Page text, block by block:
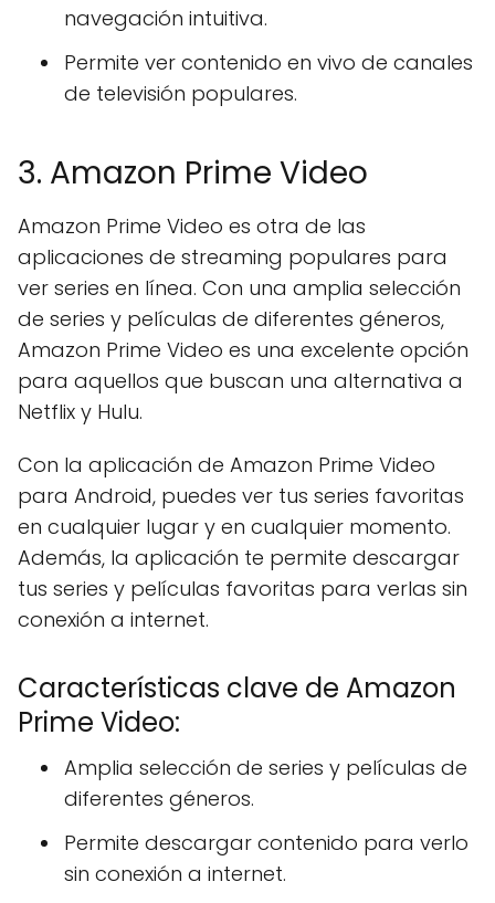
navegación intuitiva.
Permite ver contenido en vivo de canales
de televisión populares.
3. Amazon Prime Video
Amazon Prime Video es otra de las
aplicaciones de streaming populares para
ver series en línea. Con una amplia selección
de series y películas de diferentes géneros,
Amazon Prime Video es una excelente opción
para aquellos que buscan una alternativa a
Netflix y Hulu.
Con la aplicación de Amazon Prime Video
para Android, puedes ver tus series favoritas
en cualquier lugar y en cualquier momento.
Además, la aplicación te permite descargar
tus series y películas favoritas para verlas sin
conexión a internet.
Características clave de Amazon
Prime Video:
Amplia selección de series y películas de
diferentes géneros.
Permite descargar contenido para verlo
sin conexión a internet.